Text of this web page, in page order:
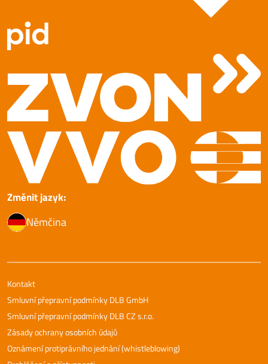
Změnit jazyk:
Němčina
Kontakt
Smluvní přepravní podmínky DLB GmbH
Smluvní přepravní podmínky DLB CZ s.r.o.
Zásady ochrany osobních údajů
Oznámení protiprávního jednání (whistleblowing)